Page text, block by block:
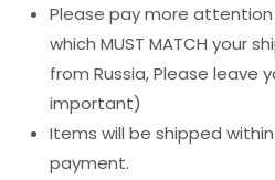
Please pay more
which MUST MATCH your
from Russia, Please leave
important)
Items will be shipped
payment.